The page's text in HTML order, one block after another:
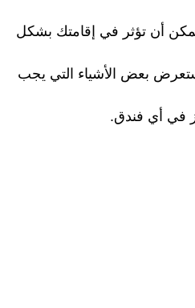
يمكن أن تؤثر في إقامتك بشكل
بعض الأشياء التي يجب
في أي فندق.